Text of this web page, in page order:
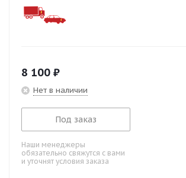
8 100 ₽
Нет в наличии
Под заказ
Наши менеджеры
обязательно свяжутся с вами
и уточнят условия заказа